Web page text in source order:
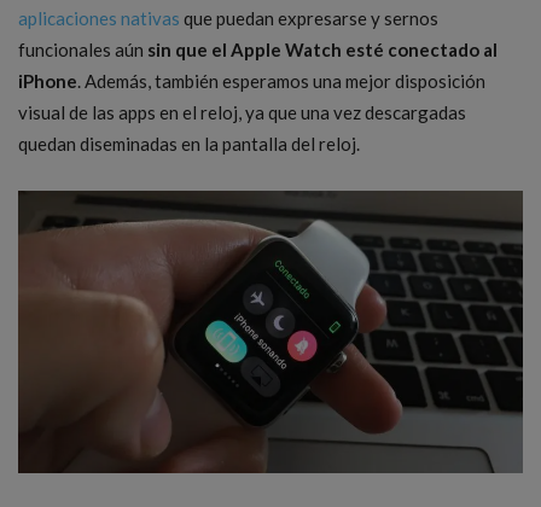
aplicaciones nativas que puedan expresarse y sernos
funcionales aún sin que el Apple Watch esté conectado al
iPhone. Además, también esperamos una mejor disposición
visual de las apps en el reloj, ya que una vez descargadas
quedan diseminadas en la pantalla del reloj.